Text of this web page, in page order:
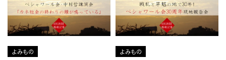
よみもの よみもの